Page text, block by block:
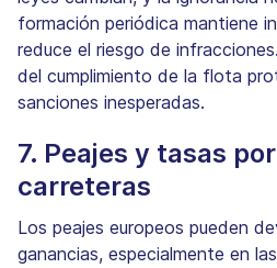
formación periódica mantiene
reduce el riesgo de
del cumplimiento de la flota
sanciones inesperadas.
7. Peajes y tasas
carreteras
Los peajes europeos pueden
ganancias, especialmente en